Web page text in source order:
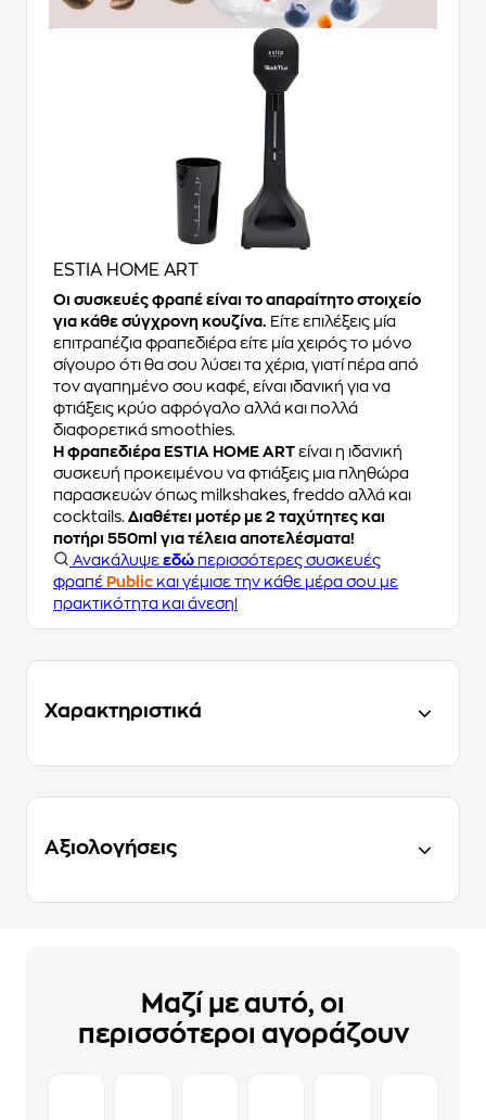
ESTIA HOME ART
Οι συσκευές φραπέ είναι το απαραίτητο στοιχείο
για κάθε σύγχρονη κουζίνα. Είτε επιλέξεις μία
επιτραπέζια φραπεδιέρα είτε μία χειρός το μόνο
σίγουρο ότι θα σου λύσει τα χέρια, γιατί πέρα από
τον αγαπημένο σου καφέ, είναι ιδανική για να
φτιάξεις κρύο αφρόγαλο αλλά και πολλά
διαφορετικά smoothies.
Η φραπεδιέρα ESTIA HOME ART είναι η ιδανική
συσκευή προκειμένου να φτιάξεις μια πληθώρα
παρασκευών όπως milkshakes, freddo αλλά και
cocktails. Διαθέτει μοτέρ με 2 ταχύτητες και
ποτήρι 550ml για τέλεια αποτελέσματα!
Ανακάλυψε εδώ περισσότερες συσκευές
φραπέ Public και γέμισε την κάθε μέρα σου με
πρακτικότητα και άνεση!
Χαρακτηριστικά
Αξιολογήσεις
Μαζί με αυτό, οι
περισσότεροι αγοράζουν